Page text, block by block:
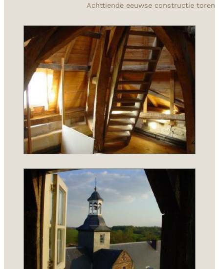
Achttiende eeuwse constructie toren